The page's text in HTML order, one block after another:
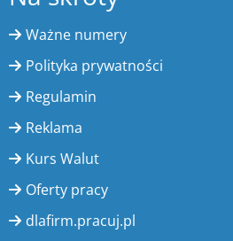
Ważne numery
Polityka prywatności
Regulamin
Reklama
Kurs Walut
Oferty pracy
dlafirm.pracuj.pl